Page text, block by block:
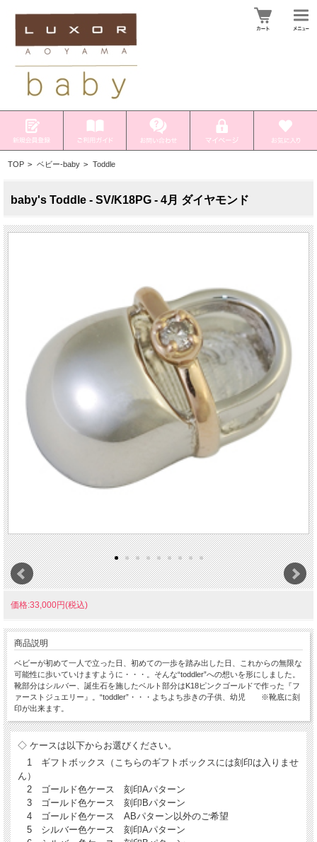
TOP > ベビー-baby > Toddle
baby's Toddle - SV/K18PG - 4月 ダイヤモンド
価格:33,000円(税込)
商品説明
ベビーが初めて一人で立った日、初めての一歩を踏み出した日、これからの無限な
可能性に歩いていけますように・・・。そんな“toddler”への想いを形にしました。
靴部分はシルバー、誕生石を施したベルト部分はK18ピンクゴールドで作った『フ
ァーストジュエリー』。“toddler”・・・よちよち歩きの子供、幼児 ※靴底に刻
印が出来ます。
◇ ケースは以下からお選びください。
1 ギフトボックス（こちらのギフトボックスには刻印は入りませ
ん）
2 ゴールド色ケース 刻印Aパターン
3 ゴールド色ケース 刻印Bパターン
4 ゴールド色ケース ABパターン以外のご希望
5 シルバー色ケース 刻印Aパターン